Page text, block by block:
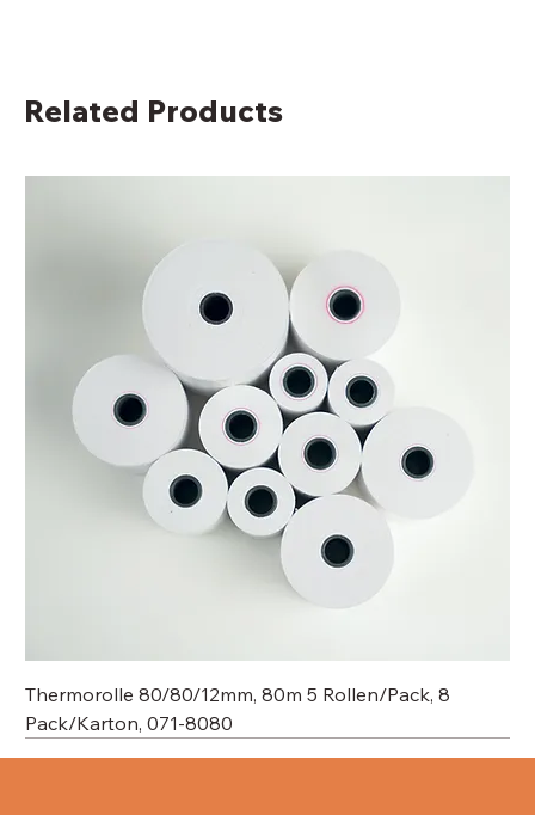
Related Products
Thermorolle 80/80/12mm, 80m 5 Rollen/Pack, 8
Pack/Karton, 071-8080